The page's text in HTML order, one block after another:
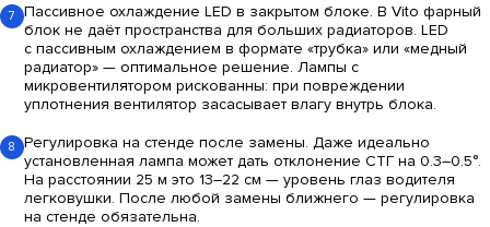
7 Пассивное охлаждение LED в закрытом блоке. В Vito фарный
блок не даёт пространства для больших радиаторов. LED
с пассивным охлаждением в формате «трубка» или «медный
радиатор» — оптимальное решение. Лампы с
микровентилятором рискованны: при повреждении
уплотнения вентилятор засасывает влагу внутрь блока.
8 Регулировка на стенде после замены. Даже идеально
установленная лампа может дать отклонение СТГ на 0.3–0.5°.
На расстоянии 25 м это 13–22 см — уровень глаз водителя
легковушки. После любой замены ближнего — регулировка
на стенде обязательна.